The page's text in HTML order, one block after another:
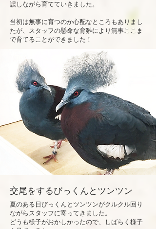
誤しながら育てていきました。
当初は無事に育つのか心配なところもありまし
たが、スタッフの懸命な育雛により無事ここま
で育てることができました！
交尾をするびっくんとツンツン
夏のある日びっくんとツンツンがクルクル回り
ながらスタッフに寄ってきました。
どうも様子がおかしかったので、しばらく様子